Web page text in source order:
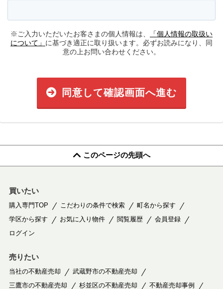
※ご入力いただいたお客さまの個人情報は、
「個人情報の取扱い
について」 に基づき適正に取り扱います。必ずお読みになり、同
意の上お問い合わせください。
同意して確認画面へ進む
このページの先頭へ
買いたい
購入専門TOP こだわりの条件で検索
町名から探す
学区から探す
お気に入り物件 閲覧履歴
会員登録
ログイン
売りたい
当社の不動産売却
武蔵野市の不動産売却
三鷹市の不動産売却
杉並区の不動産売却
不動産売却事例